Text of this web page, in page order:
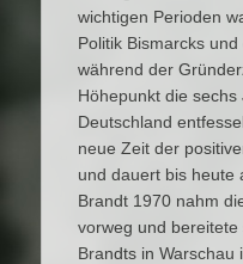
wichtigen Perioden
Politik Bismarcks
während der
Höhepunkt die
Deutschland
neue Zeit der
und dauert bis heute
Brandt 1970 nahm
vorweg und bereitete
Brandts in